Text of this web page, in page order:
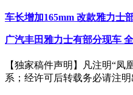
车长增加165mm 改款雅力士
广汽丰田雅力士有部分现车
【独家稿件声明】凡注明“
系；经许可后转载务必请注